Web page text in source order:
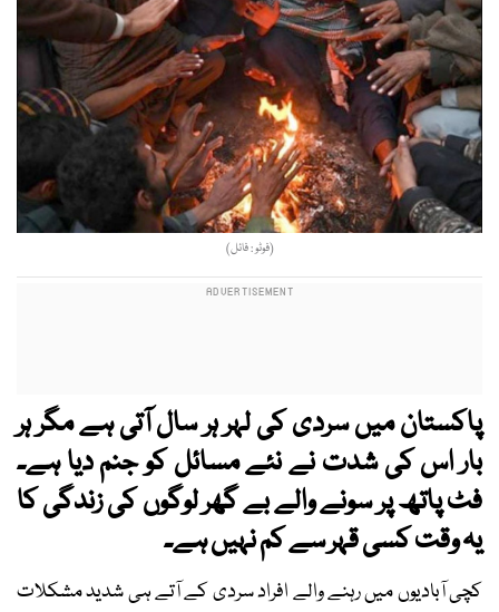
(فوٹو : فائل)
پاکستان میں سردی کی لہر ہر سال آتی ہے مگر ہر
بار اس کی شدت نے نئے مسائل کو جنم دیا ہے۔
فٹ پاتھ پر سونے والے بے گھر لوگوں کی زندگی کا
یہ وقت کسی قہر سے کم نہیں ہے۔
کچی آبادیوں میں رہنے والے افراد سردی کے آتے ہی شدید مشکلات